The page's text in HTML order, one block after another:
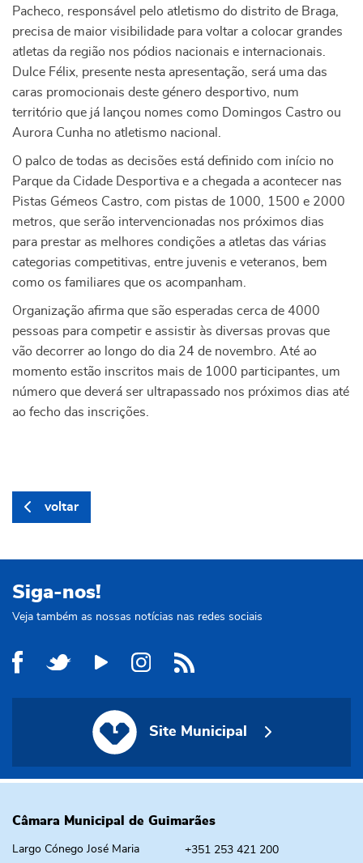
Pacheco, responsável pelo atletismo do distrito de Braga,
precisa de maior visibilidade para voltar a colocar grandes
atletas da região nos pódios nacionais e internacionais.
Dulce Félix, presente nesta apresentação, será uma das
caras promocionais deste género desportivo, num
território que já lançou nomes como Domingos Castro ou
Aurora Cunha no atletismo nacional.
O palco de todas as decisões está definido com início no
Parque da Cidade Desportiva e a chegada a acontecer nas
Pistas Gémeos Castro, com pistas de 1000, 1500 e 2000
metros, que serão intervencionadas nos próximos dias
para prestar as melhores condições a atletas das várias
categorias competitivas, entre juvenis e veteranos, bem
como os familiares que os acompanham.
Organização afirma que são esperadas cerca de 4000
pessoas para competir e assistir às diversas provas que
vão decorrer ao longo do dia 24 de novembro. Até ao
momento estão inscritos mais de 1000 participantes, um
número que deverá ser ultrapassado nos próximos dias até
ao fecho das inscrições.
voltar
Siga-nos!
Veja também as nossas notícias nas redes sociais
Site Municipal
Câmara Municipal de Guimarães
Largo Cónego José Maria
+351 253 421 200